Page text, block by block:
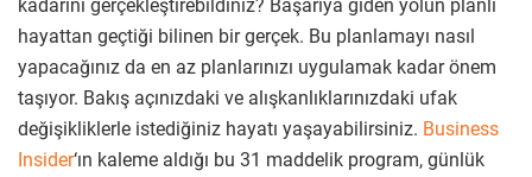
kadarını gerçekleştirebildiniz? Başarıya giden yolun planlı
hayattan geçtiği bilinen bir gerçek. Bu planlamayı nasıl
yapacağınız da en az planlarınızı uygulamak kadar önem
taşıyor. Bakış açınızdaki ve alışkanlıklarınızdaki ufak
değişikliklerle istediğiniz hayatı yaşayabilirsiniz. Business
Insider‘ın kaleme aldığı bu 31 maddelik program, günlük